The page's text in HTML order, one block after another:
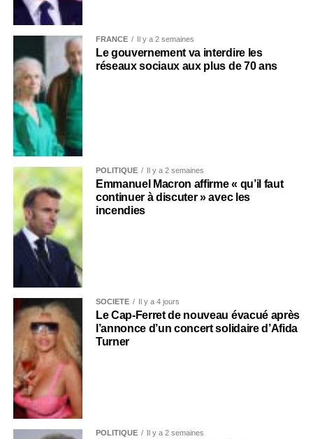
FRANCE Il y a 2 semaines
Le gouvernement va interdire les
réseaux sociaux aux plus de 70 ans
POLITIQUE Il y a 2 semaines
Emmanuel Macron affirme « qu’il faut
continuer à discuter » avec les
incendies
SOCIÉTÉ Il y a 4 jours
Le Cap-Ferret de nouveau évacué après
l’annonce d’un concert solidaire d’Afida
Turner
POLITIQUE Il y a 2 semaines